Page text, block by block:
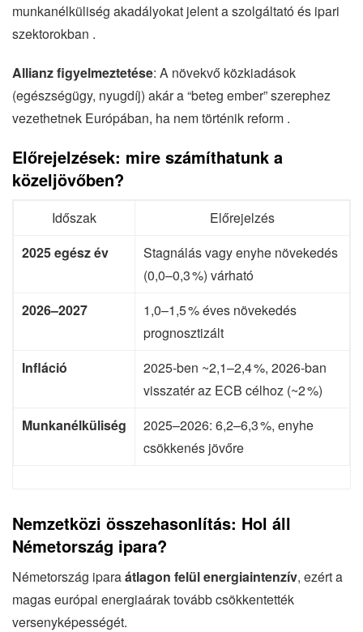
munkanélküliség akadályokat jelent a szolgáltató és ipari
szektorokban .
Allianz figyelmeztetése: A növekvő közkiadások
(egészségügy, nyugdíj) akár a “beteg ember” szerephez
vezethetnek Európában, ha nem történik reform .
Előrejelzések: mire számíthatunk a
közeljövőben?
Időszak
Előrejelzés
2025 egész év
Stagnálás vagy enyhe növekedés
(0,0–0,3 %) várható
2026–2027
1,0–1,5 % éves növekedés
prognosztizált
Infláció
2025-ben ~2,1–2,4 %, 2026-ban
visszatér az ECB célhoz (~2 %)
Munkanélküliség
2025–2026: 6,2–6,3 %, enyhe
csökkenés jövőre
Nemzetközi összehasonlítás: Hol áll
Németország ipara?
Németország iparaátlagon felül energiaintenzív, ezért a
magas európai energiaárak tovább csökkentették
versenyképességét.